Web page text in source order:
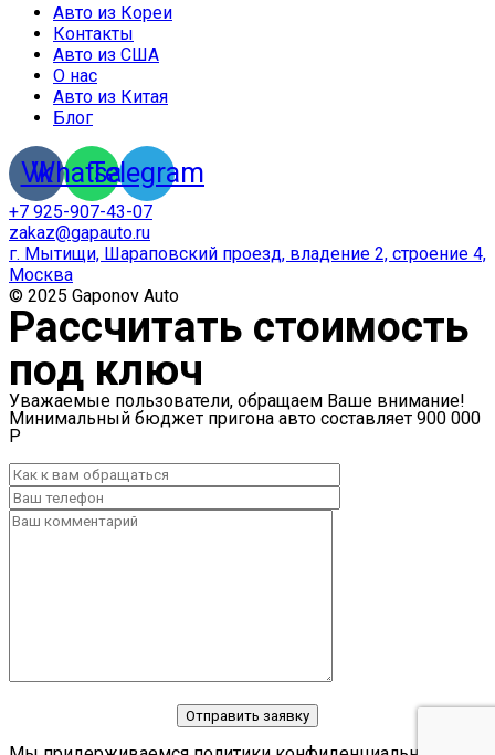
Авто из Кореи
Контакты
Авто из США
О нас
Авто из Китая
Блог
Vk
Whatsapp
Telegram
+7 925-907-43-07
zakaz@gapauto.ru
г. Мытищи, Шараповский проезд, владение 2, строение 4,
Москва
© 2025 Gaponov Auto
Рассчитать стоимость
под ключ
Уважаемые пользователи, обращаем Ваше внимание!
Минимальный бюджет пригона авто составляет 900 000
Р
Отправить заявку